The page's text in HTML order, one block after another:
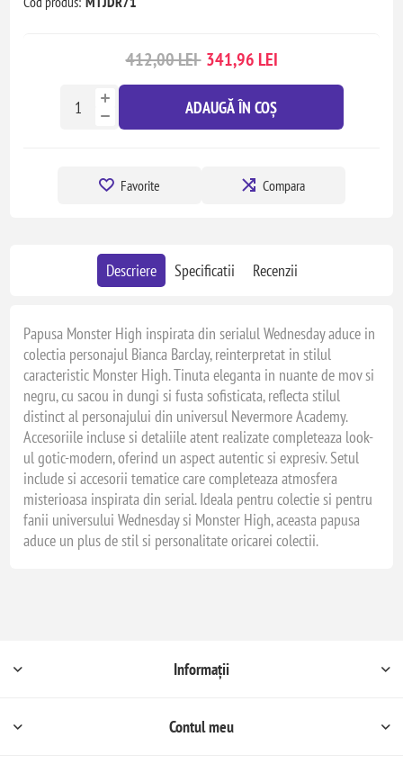
412,00 LEI 341,96 LEI
ADAUGĂ ÎN COȘ
Favorite Compara
Descriere Specificatii Recenzii
Papusa Monster High inspirata din serialul Wednesday aduce in
colectia personajul Bianca Barclay, reinterpretat in stilul
caracteristic Monster High. Tinuta eleganta in nuante de mov si
negru, cu sacou in dungi si fusta sofisticata, reflecta stilul
distinct al personajului din universul Nevermore Academy.
Accesoriile incluse si detaliile atent realizate completeaza look-
ul gotic-modern, oferind un aspect autentic si expresiv. Setul
include si accesorii tematice care completeaza atmosfera
misterioasa inspirata din serial. Ideala pentru colectie si pentru
fanii universului Wednesday si Monster High, aceasta papusa
aduce un plus de stil si personalitate oricarei colectii.
Informații
Contul meu